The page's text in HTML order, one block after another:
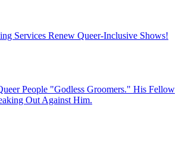
Services Renew Queer-Inclusive Shows!
People "Godless Groomers." His Fellow
Out Against Him.